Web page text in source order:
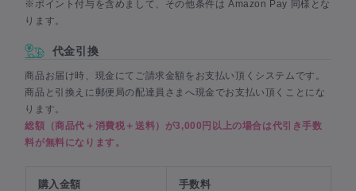
※ポイント付与を含めまして、その他条件は Amazon Pay 同様とな
ります。
代金引換
商品お届け時、現金にてご請求金額をお支払い頂くシステムです。
商品と引換えに郵便局の配達員さまへ現金でお支払い頂くことにな
ります。
総額（商品代＋消費税＋送料）が3,000円以上の場合は代引き手数
料が無料になります。
購入金額 手数料